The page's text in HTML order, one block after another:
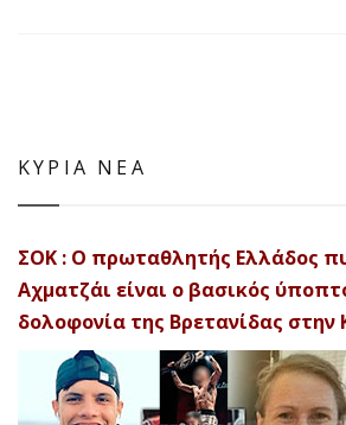
ΚΥΡΙΑ ΝΕΑ
ΣΟΚ : Ο πρωταθλητής Ελλάδος
Αχματζάι είναι ο βασικός
δολοφονία της Βρετανίδας στην